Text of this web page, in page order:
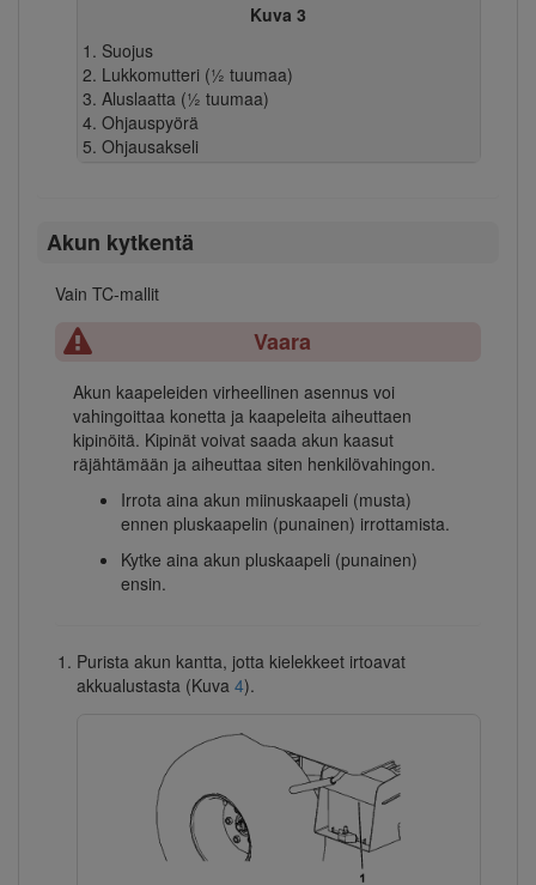
Kuva 3
Suojus
Lukkomutteri (½ tuumaa)
Aluslaatta (½ tuumaa)
Ohjauspyörä
Ohjausakseli
Akun kytkentä
Vain TC-mallit
Vaara
Akun kaapeleiden virheellinen asennus voi
vahingoittaa konetta ja kaapeleita aiheuttaen
kipinöitä. Kipinät voivat saada akun kaasut
räjähtämään ja aiheuttaa siten henkilövahingon.
Irrota aina akun miinuskaapeli (musta)
ennen pluskaapelin (punainen) irrottamista.
Kytke aina akun pluskaapeli (punainen)
ensin.
Purista akun kantta, jotta kielekkeet irtoavat
akkualustasta (Kuva 4).